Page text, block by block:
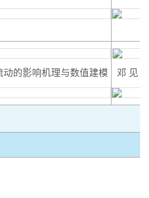
动的影响机理与数值建模 邓 见